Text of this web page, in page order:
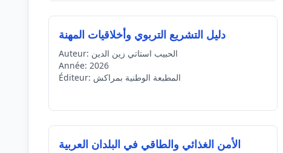
دليل التشريع التربوي وأخلاقيات المهنة
Auteur: الحبيب استاتي زين الدين
Année: 2026
Éditeur: المطبعة الوطنية بمراكش
الأمن الغذائي والطاقي في البلدان العربية